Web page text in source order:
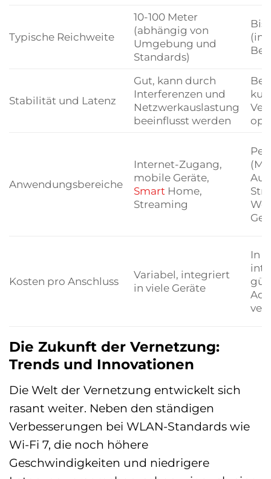
Typische Reichweite
10-100 Meter
(abhängig von
Umgebung und
Standards)
Bis
(in
Stabilität und Latenz
Gut, kann durch
Interferenzen und
Netzwerkauslastung
beeinflusst werden
Anwendungsbereiche
Internet-Zugang,
mobile Geräte,
Smart Home,
Streaming
Kosten pro Anschluss
Variabel, integriert
in viele Geräte
In
Die Zukunft der Vernetzung:
Trends und Innovationen
Die Welt der Vernetzung entwickelt sich
rasant weiter. Neben den ständigen
Verbesserungen bei WLAN-Standards wie
Wi-Fi 7, die noch höhere
Geschwindigkeiten und niedrigere